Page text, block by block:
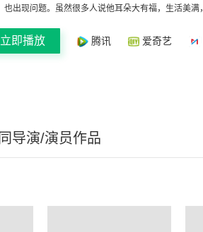
也出现问题。虽然很多人说他耳朵大有福，生活美
立即播放 腾讯 爱奇艺
同导演/演员作品